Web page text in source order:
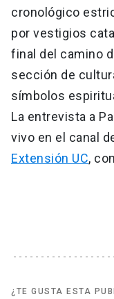
cronológico
por vestigios
final del camino
sección de
símbolos
La entrevista a
vivo en el canal
Extensión UC,
¿TE GUSTA ESTA